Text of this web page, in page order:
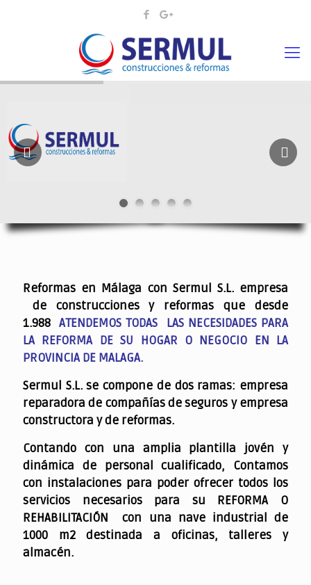
Reformas en Málaga con Sermul S.L. empresa
de construcciones y reformas que desde
1.988ATENDEMOS TODAS LAS NECESIDADES PARA
LA REFORMA DE SU HOGAR O NEGOCIO EN LA
PROVINCIA DE MALAGA.
Sermul S.L. se compone de dos ramas: empresa
reparadora de compañías de seguros y empresa
constructora y de reformas.
Contando con una amplia plantilla jovén y
dinámica de personal cualificado, Contamos
con instalaciones para poder ofrecer todos los
servicios necesarios para su REFORMA O
REHABILITACIÓN con una nave industrial de
1000 m2 destinada a oficinas, talleres y
almacén.